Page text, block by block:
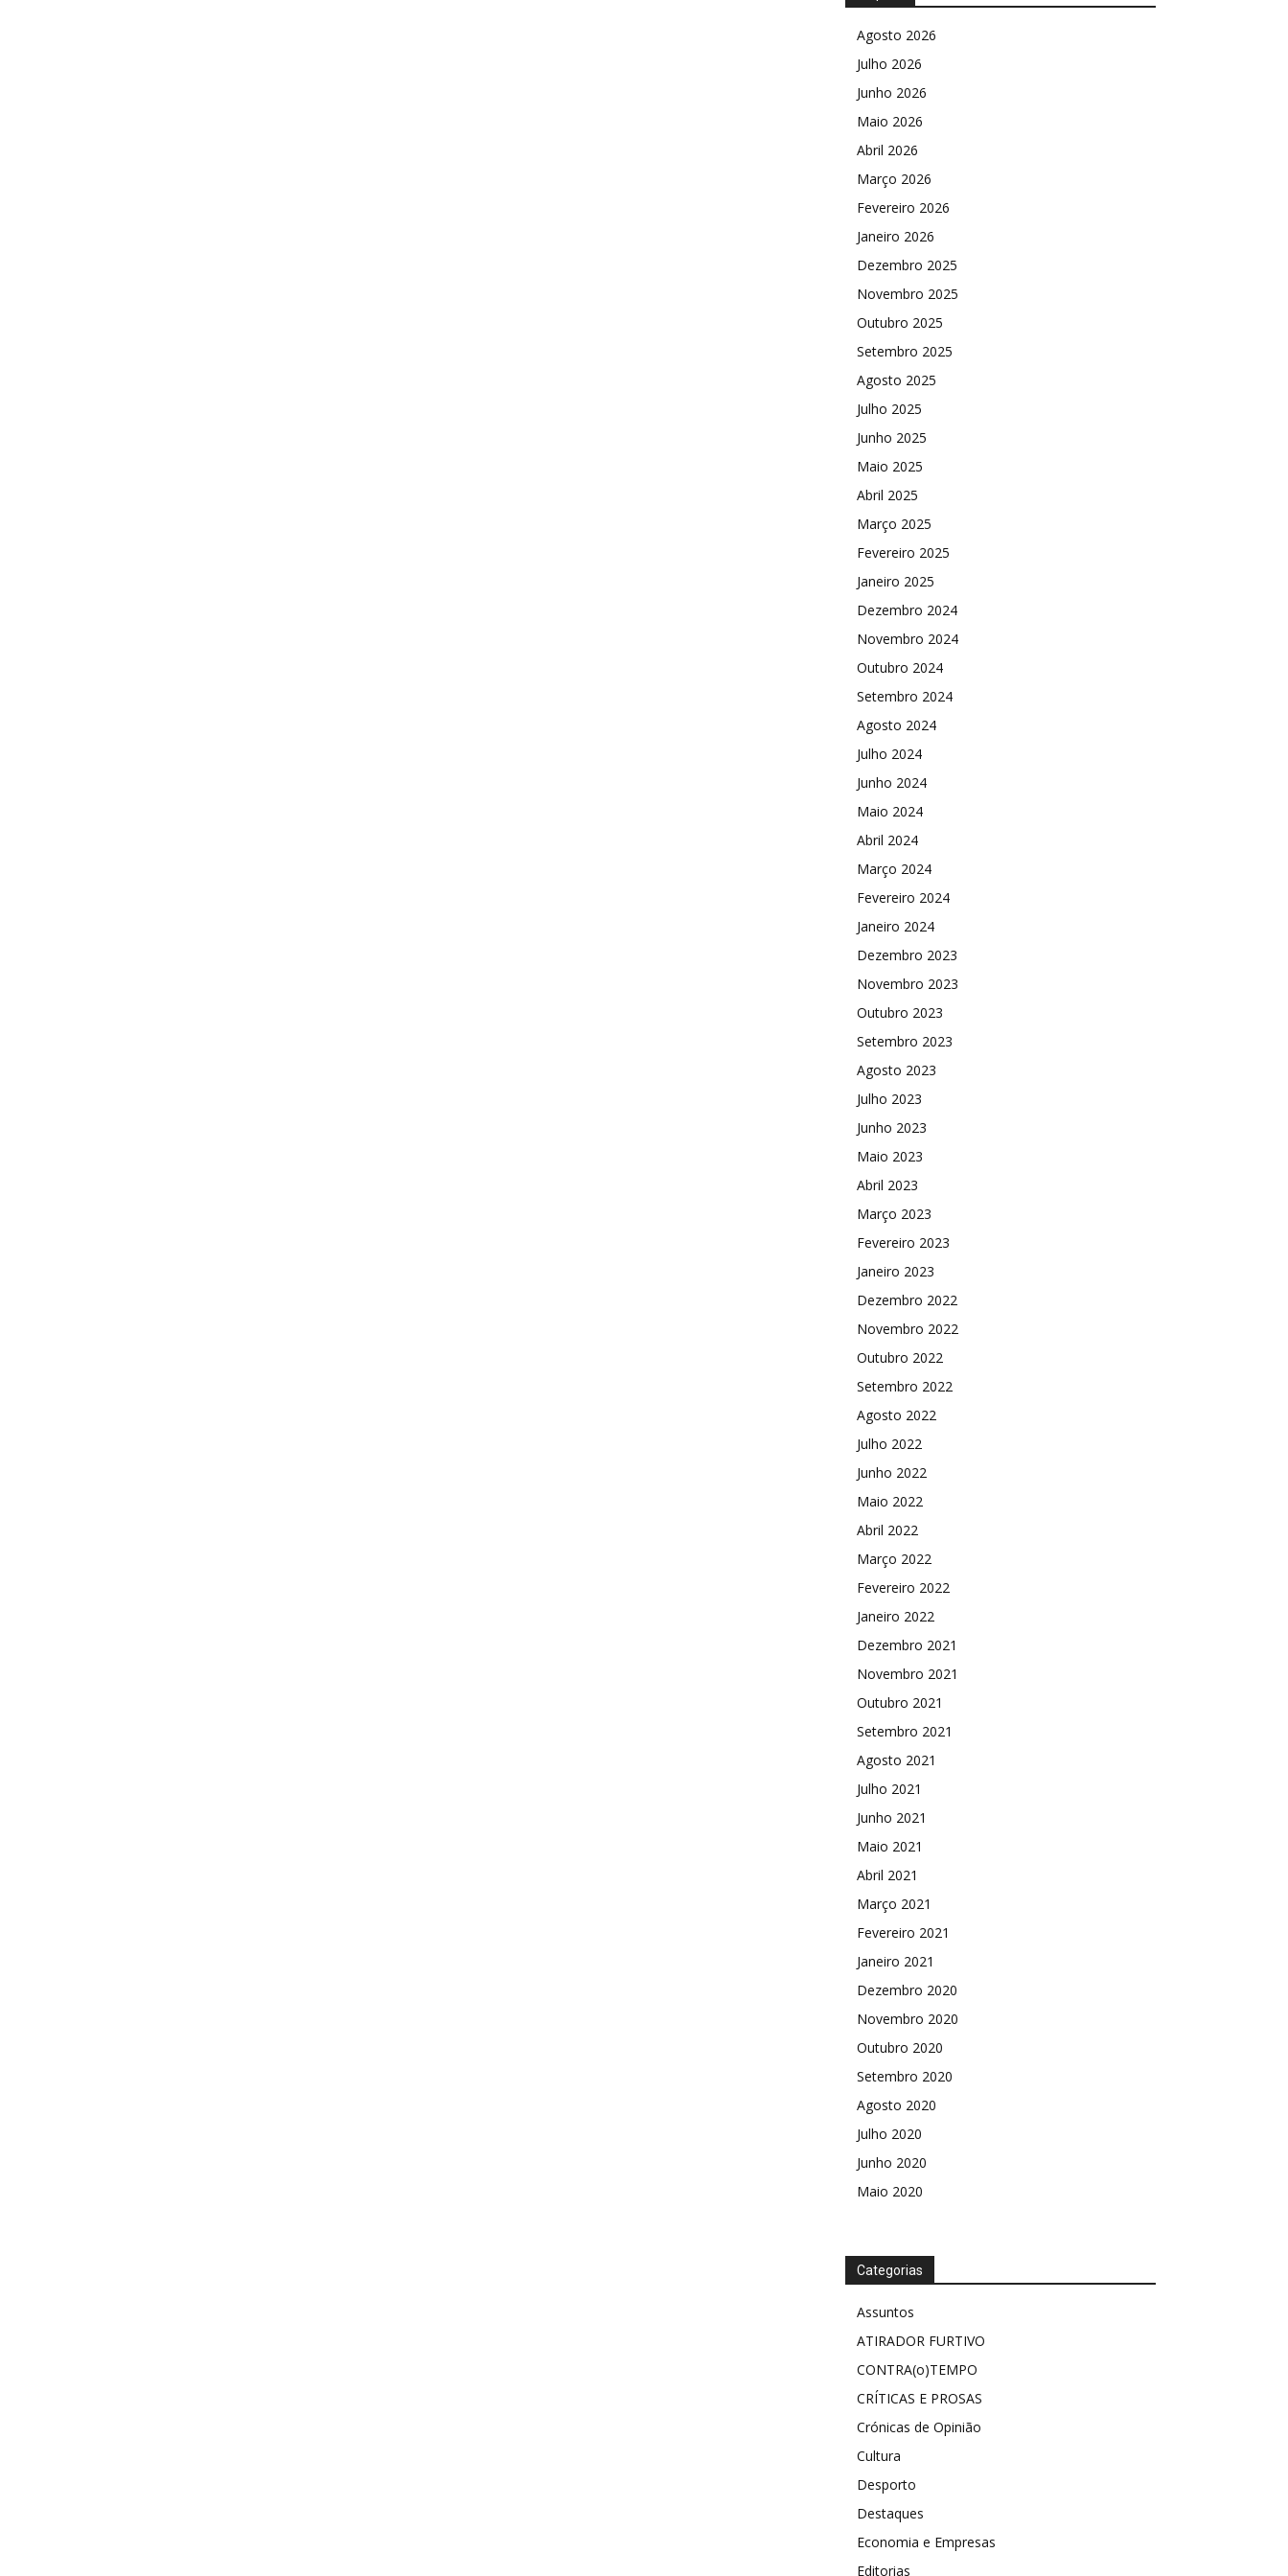
Agosto 2026
Julho 2026
Junho 2026
Maio 2026
Abril 2026
Março 2026
Fevereiro 2026
Janeiro 2026
Dezembro 2025
Novembro 2025
Outubro 2025
Setembro 2025
Agosto 2025
Julho 2025
Junho 2025
Maio 2025
Abril 2025
Março 2025
Fevereiro 2025
Janeiro 2025
Dezembro 2024
Novembro 2024
Outubro 2024
Setembro 2024
Agosto 2024
Julho 2024
Junho 2024
Maio 2024
Abril 2024
Março 2024
Fevereiro 2024
Janeiro 2024
Dezembro 2023
Novembro 2023
Outubro 2023
Setembro 2023
Agosto 2023
Julho 2023
Junho 2023
Maio 2023
Abril 2023
Março 2023
Fevereiro 2023
Janeiro 2023
Dezembro 2022
Novembro 2022
Outubro 2022
Setembro 2022
Agosto 2022
Julho 2022
Junho 2022
Maio 2022
Abril 2022
Março 2022
Fevereiro 2022
Janeiro 2022
Dezembro 2021
Novembro 2021
Outubro 2021
Setembro 2021
Agosto 2021
Julho 2021
Junho 2021
Maio 2021
Abril 2021
Março 2021
Fevereiro 2021
Janeiro 2021
Dezembro 2020
Novembro 2020
Outubro 2020
Setembro 2020
Agosto 2020
Julho 2020
Junho 2020
Maio 2020
Categorias
Assuntos
ATIRADOR FURTIVO
CONTRA(o)TEMPO
CRÍTICAS E PROSAS
Crónicas de Opinião
Cultura
Desporto
Destaques
Economia e Empresas
Editorias